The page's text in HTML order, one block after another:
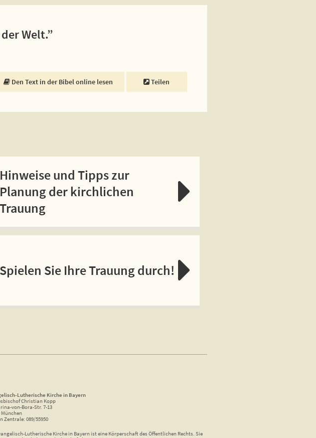
Welt.”
Den Text in der Bibel online lesen Teilen
Hinweise und Tipps zur
Planung der kirchlichen
Trauung
Spielen Sie Ihre Trauung durch!
Lutherische Kirche in Bayern
Christian Kopp
von-Bora-Str. 7-13
München
Zentrale: 089/55950
Lutherische Kirche in Bayern ist eine Körperschaft des Öffentlichen Rechts. Sie